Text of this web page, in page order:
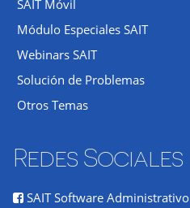
SAIT Móvil
Módulo Especiales SAIT
Webinars SAIT
Solución de Problemas
Otros Temas
Redes Sociales
SAIT Software Administrativo